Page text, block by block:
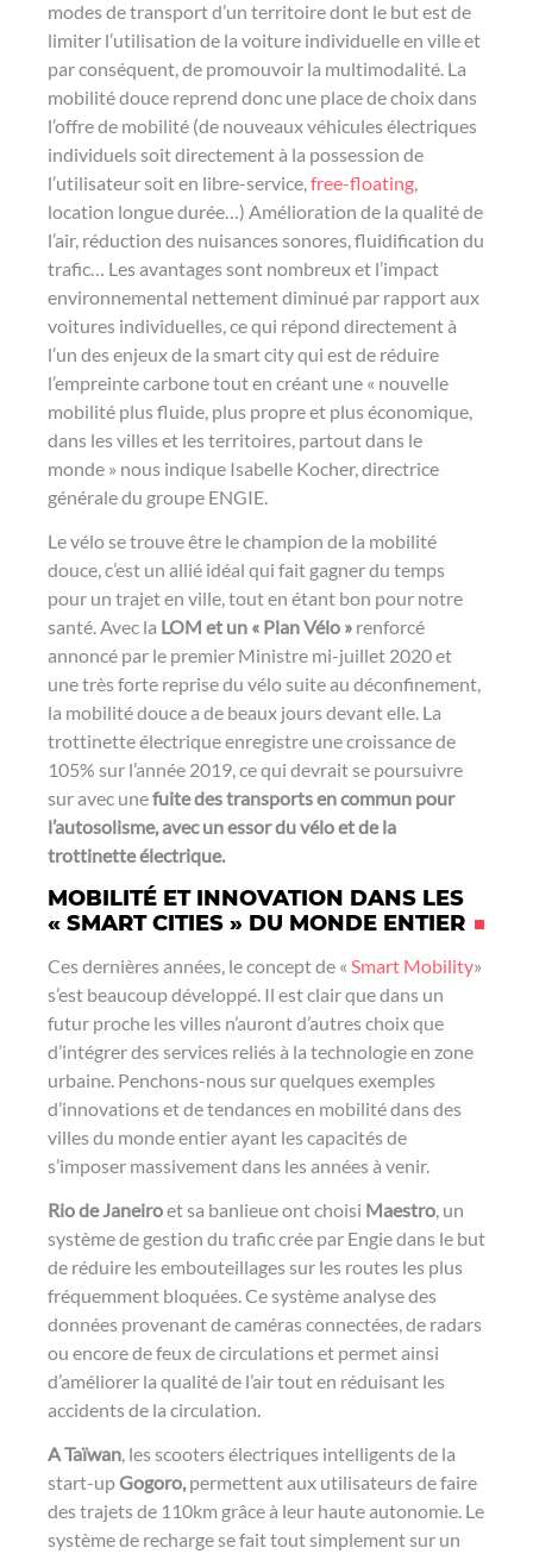
modes de transport d’un territoire dont le but est de
limiter l’utilisation de la voiture individuelle en ville et
par conséquent, de promouvoir la multimodalité. La
mobilité douce reprend donc une place de choix dans
l’offre de mobilité (de nouveaux véhicules électriques
individuels soit directement à la possession de
l’utilisateur soit en libre-service,free-floating,
location longue durée…) Amélioration de la qualité de
l’air, réduction des nuisances sonores, fluidification du
trafic… Les avantages sont nombreux et l’impact
environnemental nettement diminué par rapport aux
voitures individuelles, ce qui répond directement à
l’un des enjeux de la smart city qui est de réduire
l’empreinte carbone tout en créant une « nouvelle
mobilité plus fluide, plus propre et plus économique,
dans les villes et les territoires, partout dans le
monde » nous indique Isabelle Kocher, directrice
générale du groupe ENGIE.
Le vélo se trouve être le champion de la mobilité
douce, c’est un allié idéal qui fait gagner du temps
pour un trajet en ville, tout en étant bon pour notre
santé. Avec la LOM et un « Plan Vélo » renforcé
annoncé par le premier Ministre mi-juillet 2020 et
une très forte reprise du vélo suite au déconfinement,
la mobilité douce a de beaux jours devant elle. La
trottinette électrique enregistre une croissance de
105% sur l’année 2019, ce qui devrait se poursuivre
sur avec unefuite des transports en commun pour
l’autosolisme, avec un essor du vélo et de la
trottinette électrique.
MOBILITÉ ET INNOVATION DANS LES
« SMART CITIES » DU MONDE ENTIER
Ces dernières années, le concept de « Smart Mobility»
s’est beaucoup développé. Il est clair que dans un
futur proche les villes n’auront d’autres choix que
d’intégrer des services reliés à la technologie en zone
urbaine. Penchons-nous sur quelques exemples
d’innovations et de tendances en mobilité dans des
villes du monde entier ayant les capacités de
s’imposer massivement dans les années à venir.
Rio de Janeiroet sa banlieue ont choisi Maestro, un
système de gestion du trafic crée par Engie dans le but
de réduire les embouteillages sur les routes les plus
fréquemment bloquées. Ce système analyse des
données provenant de caméras connectées, de radars
ou encore de feux de circulations et permet ainsi
d’améliorer la qualité de l’air tout en réduisant les
accidents de la circulation.
A Taïwan , les scooters électriques intelligents de la
start-upGogoro, permettent aux utilisateurs de faire
des trajets de 110km grâce à leur haute autonomie. Le
système de recharge se fait tout simplement sur un